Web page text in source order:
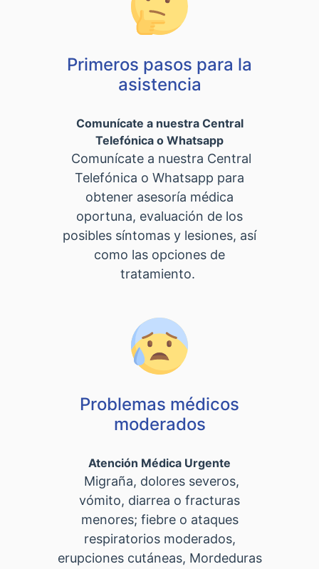
Primeros pasos para la
asistencia
Comunícate a nuestra Central
Telefónica o Whatsapp
Comunícate a nuestra Central
Telefónica o Whatsapp para
obtener asesoría médica
oportuna, evaluación de los
posibles síntomas y lesiones, así
como las opciones de
tratamiento.
Problemas médicos
moderados
Atención Médica Urgente
Migraña, dolores severos,
vómito, diarrea o fracturas
menores; fiebre o ataques
respiratorios moderados,
erupciones cutáneas, Mordeduras